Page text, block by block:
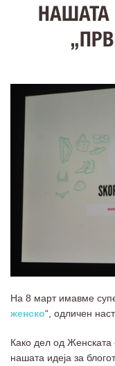
НАШАТА
На 8 март имавме
женско“, одличен
Како дел од Женската
нашата идеја за